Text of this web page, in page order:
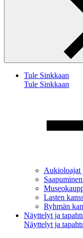
Tule Sinkkaan
Tule Sinkkaan
Aukioloajat
Lasten
Ryhmän
Näyttelyt ja
Näyttelyt ja